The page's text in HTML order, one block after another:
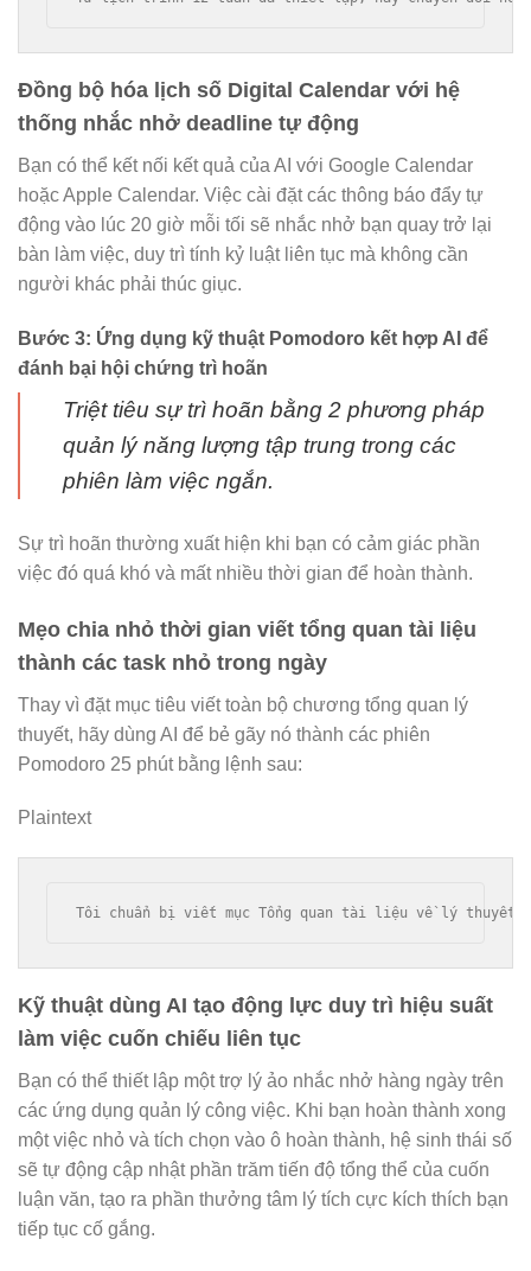
Đồng bộ hóa lịch số Digital Calendar với hệ
thống nhắc nhở deadline tự động
Bạn có thể kết nối kết quả của AI với Google Calendar
hoặc Apple Calendar. Việc cài đặt các thông báo đẩy tự
động vào lúc 20 giờ mỗi tối sẽ nhắc nhở bạn quay trở lại
bàn làm việc, duy trì tính kỷ luật liên tục mà không cần
người khác phải thúc giục.
Bước 3: Ứng dụng kỹ thuật Pomodoro kết hợp AI để
đánh bại hội chứng trì hoãn
Triệt tiêu sự trì hoãn bằng 2 phương pháp
quản lý năng lượng tập trung trong các
phiên làm việc ngắn.
Sự trì hoãn thường xuất hiện khi bạn có cảm giác phần
việc đó quá khó và mất nhiều thời gian để hoàn thành.
Mẹo chia nhỏ thời gian viết tổng quan tài liệu
thành các task nhỏ trong ngày
Thay vì đặt mục tiêu viết toàn bộ chương tổng quan lý
thuyết, hãy dùng AI để bẻ gãy nó thành các phiên
Pomodoro 25 phút bằng lệnh sau:
Plaintext
Kỹ thuật dùng AI tạo động lực duy trì hiệu suất
làm việc cuốn chiếu liên tục
Bạn có thể thiết lập một trợ lý ảo nhắc nhở hàng ngày trên
các ứng dụng quản lý công việc. Khi bạn hoàn thành xong
một việc nhỏ và tích chọn vào ô hoàn thành, hệ sinh thái số
sẽ tự động cập nhật phần trăm tiến độ tổng thể của cuốn
luận văn, tạo ra phần thưởng tâm lý tích cực kích thích bạn
tiếp tục cố gắng.